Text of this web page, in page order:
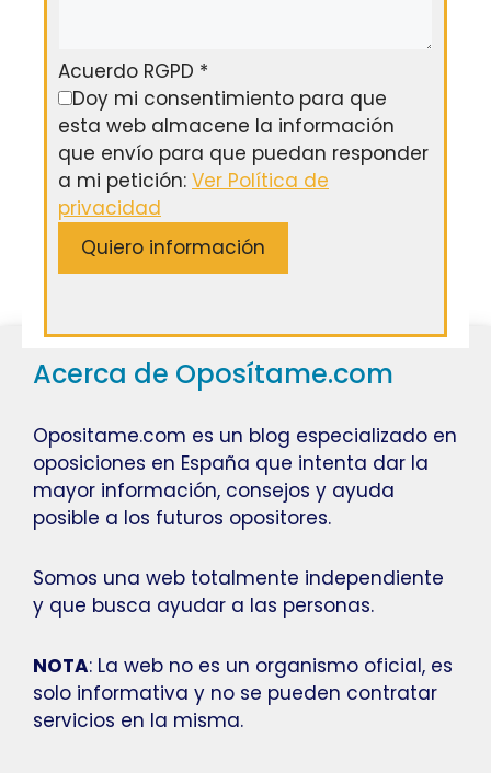
Acuerdo RGPD *
Doy mi consentimiento para que
esta web almacene la información
que envío para que puedan responder
a mi petición: Ver Política de
privacidad
Quiero información
Acerca de Oposítame.com
Opositame.com es un blog especializado en
oposiciones en España que intenta dar la
mayor información, consejos y ayuda
posible a los futuros opositores.
Somos una web totalmente independiente
y que busca ayudar a las personas.
NOTA: La web no es un organismo oficial, es
solo informativa y no se pueden contratar
servicios en la misma.